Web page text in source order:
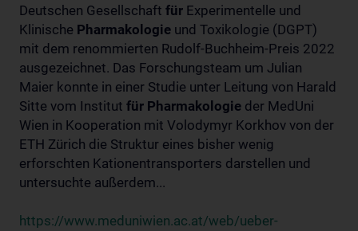
Deutschen Gesellschaft für Experimentelle und
Klinische Pharmakologie und Toxikologie (DGPT)
mit dem renommierten Rudolf-Buchheim-Preis 2022
ausgezeichnet. Das Forschungsteam um Julian
Maier konnte in einer Studie unter Leitung von Harald
Sitte vom Institut für Pharmakologie der MedUni
Wien in Kooperation mit Volodymyr Korkhov von der
ETH Zürich die Struktur eines bisher wenig
erforschten Kationentransporters darstellen und
untersuchte außerdem...
https://www.meduniwien.ac.at/web/ueber-